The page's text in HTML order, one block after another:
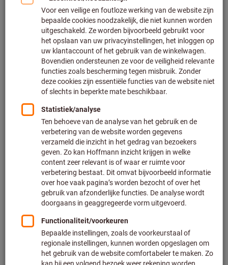
Klik om de afbeelding te vergroten